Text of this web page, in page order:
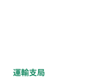
運輸支局